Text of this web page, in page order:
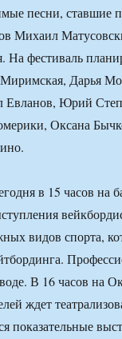
песни, ставшие
Михаил
На фестиваль
Дарья
Евланов, Юрий
Оксана
в 15 часов на
видов спорта,
В 16 часов на
ждет
показательные